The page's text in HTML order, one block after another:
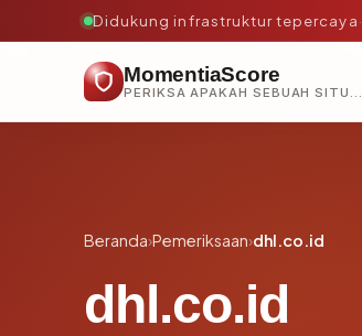
Didukung infrastruktur tepercaya·
MomentiaScore
PERIKSA APAKAH SEBUAH SITUS AMAN, TEPERCAYA, DAN TERVERIFIKASI DALAM HITUNGAN DETIK.
Beranda›Pemeriksaan›dhl.co.id
dhl.co.id